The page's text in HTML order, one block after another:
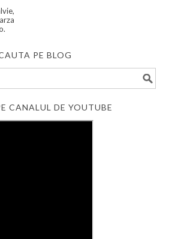
PE BLOG
CANALUL DE YOUTUBE